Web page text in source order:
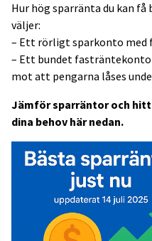
Hur hög sparränta du kan
väljer:
– Ett rörligt sparkonto
– Ett bundet
mot att pengarna låses
Jämför sparräntor och
dina behov här nedan.